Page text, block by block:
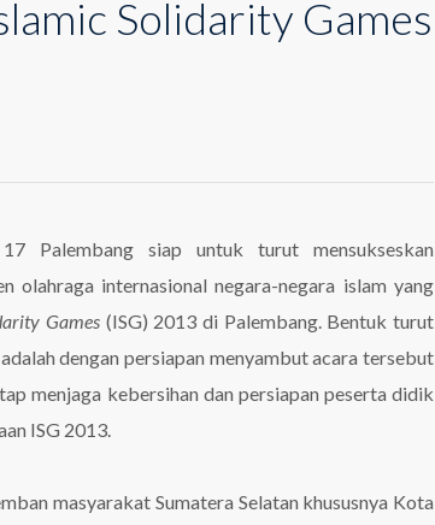
Solidarity Games
Palembang siap untuk turut mensukseskan
olahraga internasional negara-negara islam yang
Games (ISG) 2013 di Palembang. Bentuk turut
dengan persiapan menyambut acara tersebut
menjaga kebersihan dan persiapan peserta didik
ISG 2013.
masyarakat Sumatera Selatan khususnya Kota